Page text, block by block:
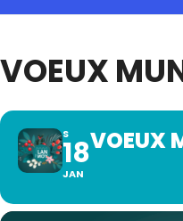
VOEUX
S
18
JAN
VOEUX